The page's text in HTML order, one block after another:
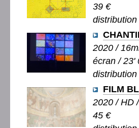
39 €
2020 /
écran / 23'
FILM
2020 / HD
45 €